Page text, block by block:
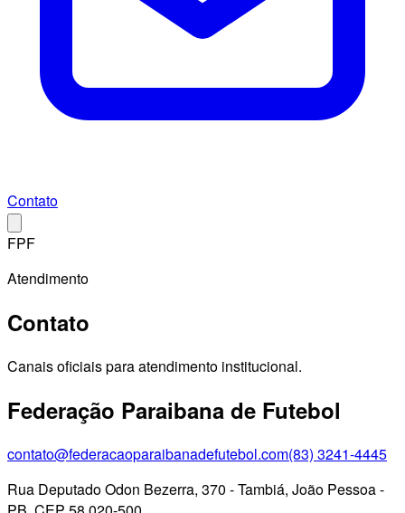
Contato
FPF
Atendimento
Contato
Canais oficiais para atendimento institucional.
Federação Paraibana de Futebol
contato@federacaoparaibanadefutebol.com(83) 3241-4445
Rua Deputado Odon Bezerra, 370 - Tambiá, João Pessoa -